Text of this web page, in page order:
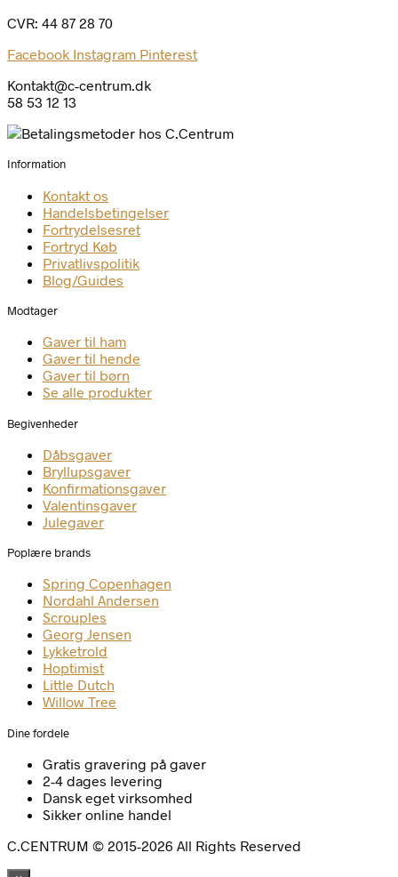
CVR: 44 87 28 70
Facebook Instagram Pinterest
Kontakt@c-centrum.dk
58 53 12 13
Information
Kontakt os
Handelsbetingelser
Fortrydelsesret
Fortryd Køb
Privatlivspolitik
Blog/Guides
Modtager
Gaver til ham
Gaver til hende
Gaver til børn
Se alle produkter
Begivenheder
Dåbsgaver
Bryllupsgaver
Konfirmationsgaver
Valentinsgaver
Julegaver
Poplære brands
Spring Copenhagen
Nordahl Andersen
Scrouples
Georg Jensen
Lykketrold
Hoptimist
Little Dutch
Willow Tree
Dine fordele
Gratis gravering på gaver
2-4 dages levering
Dansk eget virksomhed
Sikker online handel
C.CENTRUM © 2015-2026 All Rights Reserved